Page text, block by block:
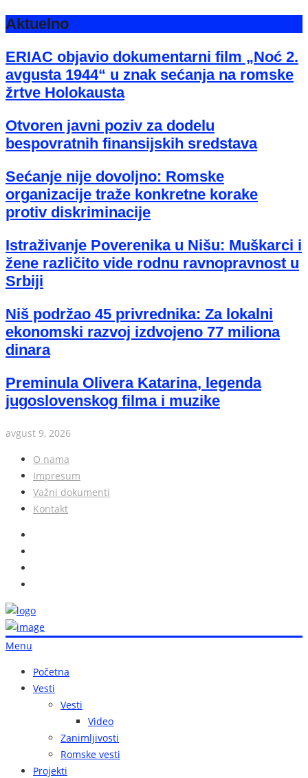
Aktuelno
ERIAC objavio dokumentarni film „Noć 2.
avgusta 1944“ u znak sećanja na romske
žrtve Holokausta
Otvoren javni poziv za dodelu
bespovratnih finansijskih sredstava
Sećanje nije dovoljno: Romske
organizacije traže konkretne korake
protiv diskriminacije
Istraživanje Poverenika u Nišu: Muškarci i
žene različito vide rodnu ravnopravnost u
Srbiji
Niš podržao 45 privrednika: Za lokalni
ekonomski razvoj izdvojeno 77 miliona
dinara
Preminula Olivera Katarina, legenda
jugoslovenskog filma i muzike
avgust 9, 2026
O nama
Impresum
Važni dokumenti
Kontakt
Menu
Početna
Vesti
Vesti
Video
Zanimljivosti
Romske vesti
Projekti